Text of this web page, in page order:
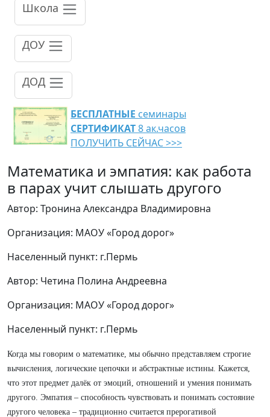
Школа
ДОУ
ДОД
БЕСПЛАТНЫЕ семинары
СЕРТИФИКАТ8 ак.часов
ПОЛУЧИТЬ СЕЙЧАС >>>
Математика и эмпатия: как работа
в парах учит слышать другого
Автор: Тронина Александра Владимировна
Организация: МАОУ «Город дорог»
Населенный пункт: г.Пермь
Автор: Четина Полина Андреевна
Организация: МАОУ «Город дорог»
Населенный пункт: г.Пермь
Когда мы говорим о математике, мы обычно представляем строгие
вычисления, логические цепочки и абстрактные истины. Кажется,
что этот предмет далёк от эмоций, отношений и умения понимать
другого. Эмпатия – способность чувствовать и понимать состояние
другого человека – традиционно считается прерогативой